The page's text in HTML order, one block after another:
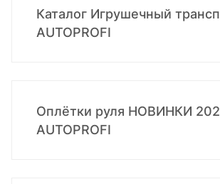
Каталог Игрушечный
AUTOPROFI
Оплётки руля НОВИНКИ
AUTOPROFI